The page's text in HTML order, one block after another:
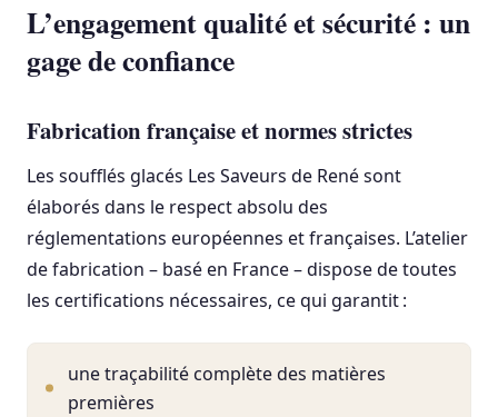
L’engagement qualité et sécurité : un
gage de confiance
Fabrication française et normes strictes
Les soufflés glacés Les Saveurs de René sont
élaborés dans le respect absolu des
réglementations européennes et françaises. L’atelier
de fabrication – basé en France – dispose de toutes
les certifications nécessaires, ce qui garantit :
une traçabilité complète des matières
premières